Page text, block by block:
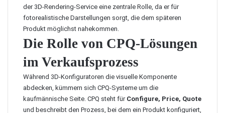
der 3D-Rendering-Service eine zentrale Rolle, da er für
fotorealistische Darstellungen sorgt, die dem späteren
Produkt möglichst nahekommen.
Die Rolle von CPQ-Lösungen
im Verkaufsprozess
Während 3D-Konfiguratoren die visuelle Komponente
abdecken, kümmern sich CPQ-Systeme um die
kaufmännische Seite. CPQ steht für Configure, Price, Quote
und beschreibt den Prozess, bei dem ein Produkt konfiguriert,